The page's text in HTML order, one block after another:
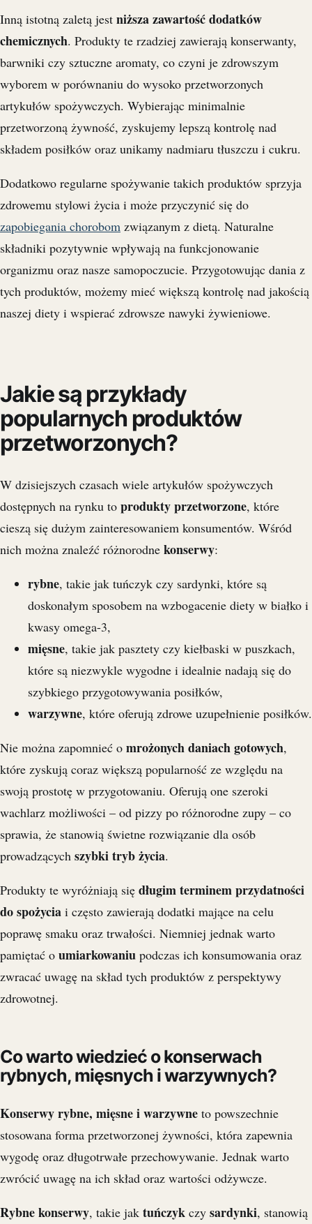
Inną istotną zaletą jest niższa zawartość dodatków
chemicznych. Produkty te rzadziej zawierają konserwanty,
barwniki czy sztuczne aromaty, co czyni je zdrowszym
wyborem w porównaniu do wysoko przetworzonych
artykułów spożywczych. Wybierając minimalnie
przetworzoną żywność, zyskujemy lepszą kontrolę nad
składem posiłków oraz unikamy nadmiaru tłuszczu i cukru.
Dodatkowo regularne spożywanie takich produktów sprzyja
zdrowemu stylowi życia i może przyczynić się do
zapobiegania chorobom związanym z dietą. Naturalne
składniki pozytywnie wpływają na funkcjonowanie
organizmu oraz nasze samopoczucie. Przygotowując dania z
tych produktów, możemy mieć większą kontrolę nad jakością
naszej diety i wspierać zdrowsze nawyki żywieniowe.
Jakie są przykłady
popularnych produktów
przetworzonych?
W dzisiejszych czasach wiele artykułów spożywczych
dostępnych na rynku to produkty przetworzone, które
cieszą się dużym zainteresowaniem konsumentów. Wśród
nich można znaleźć różnorodne konserwy:
rybne, takie jak tuńczyk czy sardynki, które są
doskonałym sposobem na wzbogacenie diety w białko i
kwasy omega-3,
mięsne, takie jak pasztety czy kiełbaski w puszkach,
które są niezwykle wygodne i idealnie nadają się do
szybkiego przygotowywania posiłków,
warzywne, które oferują zdrowe uzupełnienie posiłków.
Nie można zapomnieć o mrożonych daniach gotowych,
które zyskują coraz większą popularność ze względu na
swoją prostotę w przygotowaniu. Oferują one szeroki
wachlarz możliwości – od pizzy po różnorodne zupy – co
sprawia, że stanowią świetne rozwiązanie dla osób
prowadzących szybki tryb życia.
Produkty te wyróżniają się długim terminem przydatności
do spożycia i często zawierają dodatki mające na celu
poprawę smaku oraz trwałości. Niemniej jednak warto
pamiętać o umiarkowaniu podczas ich konsumowania oraz
zwracać uwagę na skład tych produktów z perspektywy
zdrowotnej.
Co warto wiedzieć o konserwach
rybnych, mięsnych i warzywnych?
Konserwy rybne, mięsne i warzywne to powszechnie
stosowana forma przetworzonej żywności, która zapewnia
wygodę oraz długotrwałe przechowywanie. Jednak warto
zwrócić uwagę na ich skład oraz wartości odżywcze.
Rybne konserwy, takie jak tuńczyk czy sardynki, stanowią